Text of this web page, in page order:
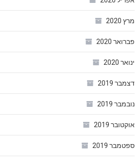
מרץ 2020
פברואר 2020
ינואר 2020
דצמבר 2019
נובמבר 2019
אוקטובר 2019
ספטמבר 2019